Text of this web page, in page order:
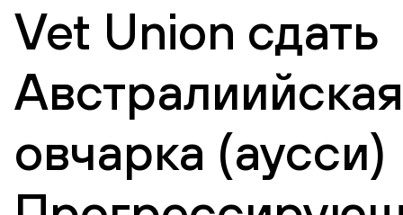
Vet Union сдать
Австралиийская
овчарка (аусси)